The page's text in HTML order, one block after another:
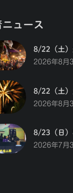
ニュース
8/22（土）
2026年8月
8/22（土）
2026年8月
8/23（日
2026年7月